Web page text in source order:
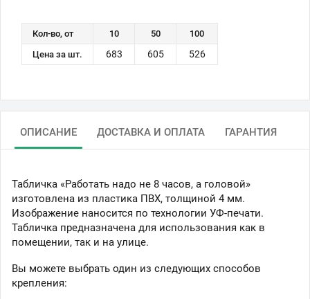
Кол-во, от 10 50
100
Цена за шт.
683 605 526
ОПИСАНИЕ ДОСТАВКА И ОПЛАТА ГАРАНТИЯ
Табличка «Работать надо не 8 часов, а головой»
изготовлена из пластика ПВХ, толщиной 4 мм.
Изображение наносится по технологии УФ-печати.
Табличка предназначена для использования как в
помещении, так и на улице.
Вы можете выбрать один из следующих способов
крепления: